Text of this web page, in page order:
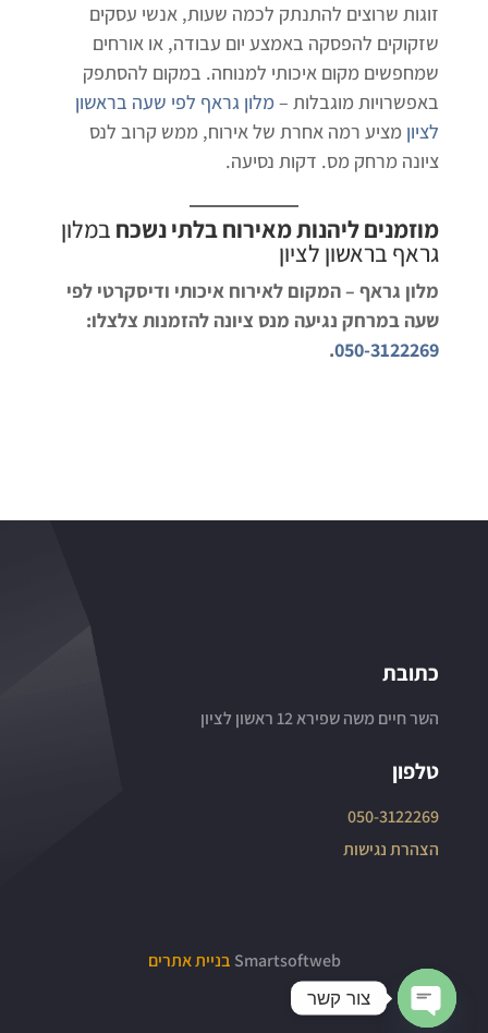
זוגות שרוצים להתנתק לכמה שעות, אנשי עסקים
שזקוקים להפסקה באמצע יום עבודה, או אורחים
שמחפשים מקום איכותי למנוחה. במקום להסתפק
באפשרויות מוגבלות –מלון גראף לפי שעה בראשון
לציון מציע רמה אחרת של אירוח, ממש קרוב לנס
ציונה מרחק מס. דקות נסיעה.
מוזמנים ליהנות מאירוח בלתי נשכח במלון
גראף בראשון לציון
מלון גראף – המקום לאירוח איכותי ודיסקרטי לפי
שעה במרחק נגיעה מנס ציונה להזמנות צלצלו:
050-3122269
.
כתובת
השר חיים משה שפירא 12 ראשון לציון
טלפון
050-3122269
הצהרת נגישות
Smartsoftweb בניית אתרים
צור קשר